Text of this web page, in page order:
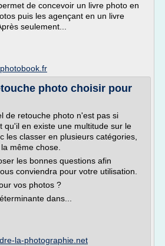
de concevoir un livre photo en
puis les agençant en un livre
seulement...
photo choisir pour
de retouche photo n'est pas si
qu'il en existe une multitude sur le
les classer en plusieurs catégories,
même chose.
les bonnes questions afin
conviendra pour votre utilisation.
vos photos ?
dans...
la-photographie.net